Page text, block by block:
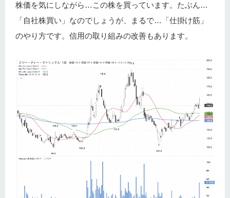
株価を気にしながら…この株を買っています。たぶん…
「自社株買い」なのでしょうが、まるで…「仕掛け筋」
のやり方です。信用の取り組みの改善もあります。